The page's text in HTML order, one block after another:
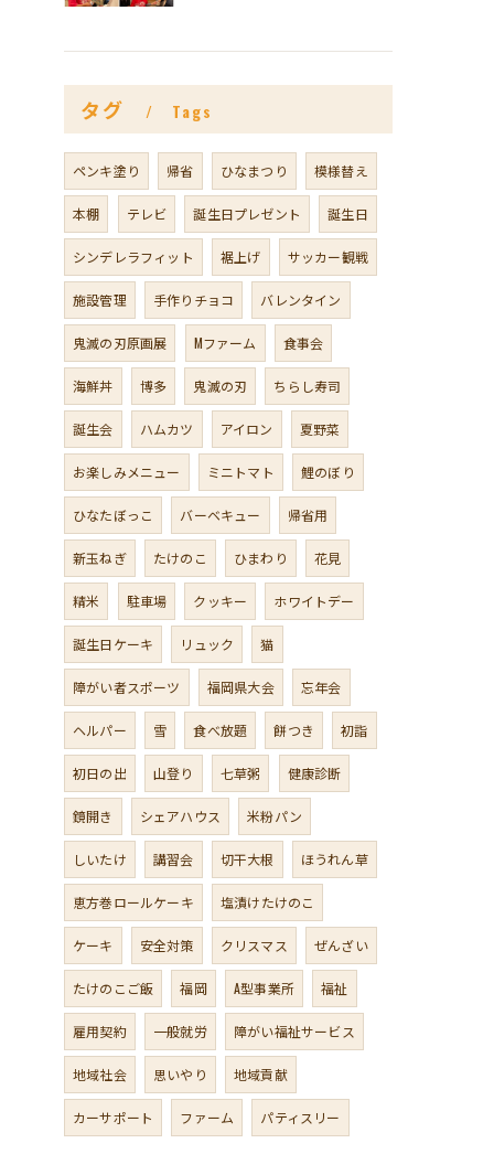
タグ Tags
ペンキ塗り 帰省 ひなまつり 模様替え
本棚 テレビ 誕生日プレゼント 誕生日
シンデレラフィット 裾上げ サッカー観戦
施設管理 手作りチョコ バレンタイン
鬼滅の刃原画展 Mファーム 食事会
海鮮丼 博多 鬼滅の刃 ちらし寿司
誕生会 ハムカツ アイロン 夏野菜
お楽しみメニュー ミニトマト 鯉のぼり
ひなたぼっこ バーベキュー 帰省用
新玉ねぎ たけのこ ひまわり 花見
精米 駐車場 クッキー ホワイトデー
誕生日ケーキ リュック 猫
障がい者スポーツ 福岡県大会 忘年会
ヘルパー 雪 食べ放題 餅つき 初詣
初日の出 山登り 七草粥 健康診断
鏡開き シェアハウス 米粉パン
しいたけ 講習会 切干大根 ほうれん草
恵方巻ロールケーキ 塩漬けたけのこ
ケーキ 安全対策 クリスマス ぜんざい
たけのこご飯 福岡 A型事業所 福祉
雇用契約 一般就労 障がい福祉サービス
地域社会 思いやり 地域貢献
カーサポート ファーム パティスリー